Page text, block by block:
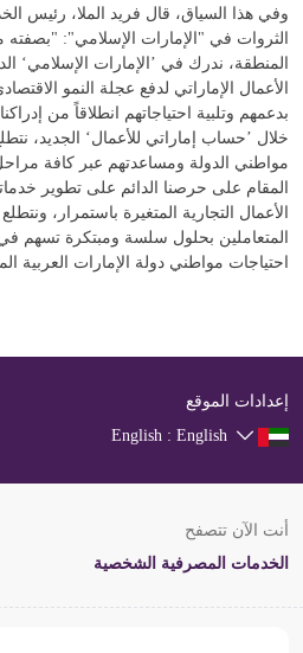
وفي هذا السياق، قال فريد الملا، رئيس
الثروات في "الإمارات الإسلامي":
المنطقة، ندرك في ’الإمارات الإسلامي‘
الأعمال الإماراتي لدفع عجلة النمو
بدعمهم وتلبية احتياجاتهم انطلاقاً من
خلال ’حساب إماراتي للأعمال‘ الجديد،
مواطني الدولة ومساعدتهم عبر كافة
المقام على حرصنا الدائم على تطوير
الأعمال التجارية المتغيرة باستمرار،
المتعاملين بحلول سلسة ومبتكرة تسهم
احتياجات مواطني دولة الإمارات العربية
إعدادات الموقع
English : English
أنت الآن تتصفح
الخدمات المصرفية الشخصية